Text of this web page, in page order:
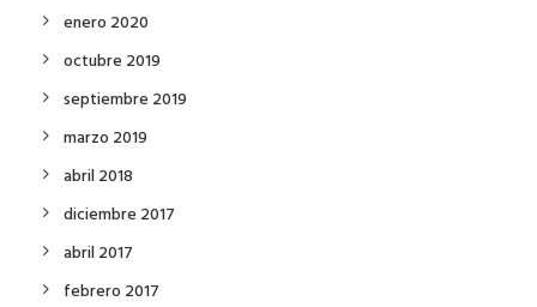
enero 2020
octubre 2019
septiembre 2019
marzo 2019
abril 2018
diciembre 2017
abril 2017
febrero 2017